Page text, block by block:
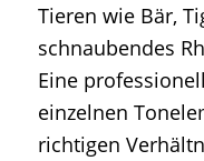
Tieren wie Bär,
schnaubendes
Eine
einzelnen
richtigen